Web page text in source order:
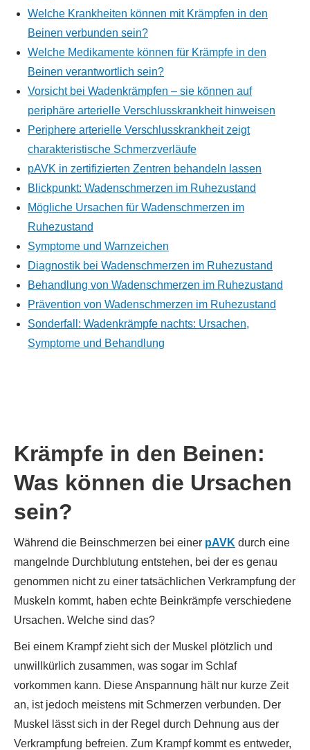
Welche Krankheiten können mit Krämpfen in den
Beinen verbunden sein?
Welche Medikamente können für Krämpfe in den
Beinen verantwortlich sein?
Vorsicht bei Wadenkrämpfen – sie können auf
periphäre arterielle Verschlusskrankheit hinweisen
Periphere arterielle Verschlusskrankheit zeigt
charakteristische Schmerzverläufe
pAVK in zertifizierten Zentren behandeln lassen
Blickpunkt: Wadenschmerzen im Ruhezustand
Mögliche Ursachen für Wadenschmerzen im
Ruhezustand
Symptome und Warnzeichen
Diagnostik bei Wadenschmerzen im Ruhezustand
Behandlung von Wadenschmerzen im Ruhezustand
Prävention von Wadenschmerzen im Ruhezustand
Sonderfall: Wadenkrämpfe nachts: Ursachen,
Symptome und Behandlung
Krämpfe in den Beinen:
Was können die Ursachen
sein?
Während die Beinschmerzen bei einer pAVK durch eine
mangelnde Durchblutung entstehen, bei der es genau
genommen nicht zu einer tatsächlichen Verkrampfung der
Muskeln kommt, haben echte Beinkrämpfe verschiedene
Ursachen. Welche sind das?
Bei einem Krampf zieht sich der Muskel plötzlich und
unwillkürlich zusammen, was sogar im Schlaf
vorkommen kann. Diese Anspannung hält nur kurze Zeit
an, ist jedoch meistens mit Schmerzen verbunden. Der
Muskel lässt sich in der Regel durch Dehnung aus der
Verkrampfung befreien. Zum Krampf kommt es entweder,